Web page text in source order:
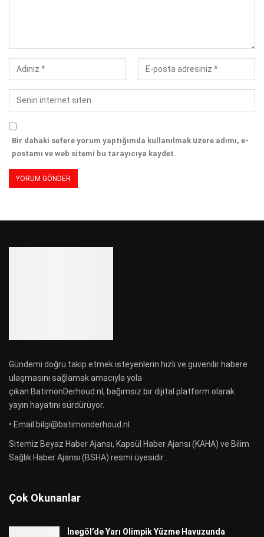
Bir dahaki sefere yorum yaptığımda kullanılmak üzere adımı, e-
postamı ve web sitemi bu tarayıcıya kaydet.
Gündemi doğru takip etmek isteyenlerin hızlı ve güvenilir habere
ulaşmasını sağlamak amacıyla yola
çıkan BatimonDerhoud.nl, bağımsız bir dijital platform olarak
yayın hayatını sürdürüyor.
• Email:bilgi@batimonderhoud.nl
Sitemiz Beyaz Haber Ajansı, Kapsül Haber Ajansı (KAHA) ve Bilim
Sağlık Haber Ajansı (BSHA) resmi üyesidir...
Çok Okunanlar
İnegöl’de Yarı Olimpik Yüzme Havuzunda